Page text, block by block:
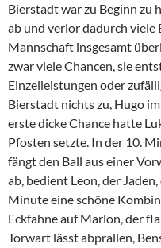
Bierstadt war zu Beginn zu
ab und verlor dadurch viele
Mannschaft insgesamt
zwar viele Chancen, sie
Einzelleistungen oder
Bierstadt nichts zu, Hugo
erste dicke Chance hatte
Pfosten setzte. In der 10.
fängt den Ball aus einer
ab, bedient Leon, der
Minute eine schöne
Eckfahne auf Marlon, der
Torwart lässt abprallen,